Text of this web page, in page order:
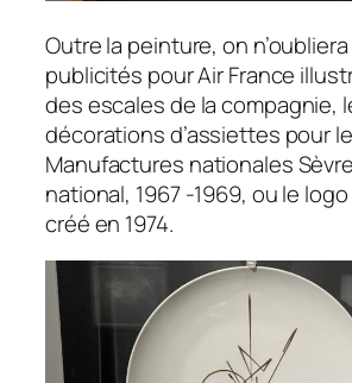
Outre la peinture, on
publicités pour Air France
des escales de la compagnie,
décorations d’assiettes pour
Manufactures nationales
national, 1967 -1969, ou le
créé en 1974.